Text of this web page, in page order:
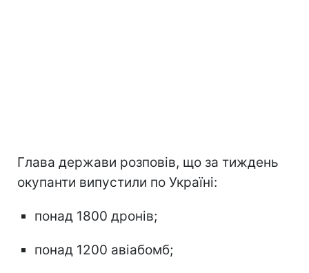
Глава держави розповів, що за тиждень
окупанти випустили по Україні:
понад 1800 дронів;
понад 1200 авіабомб;